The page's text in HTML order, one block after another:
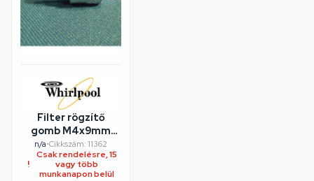
Filter rögzítő
gomb M4x9mm
INDESIT
páraelszívó
n/a•Cikkszám: 11362
Csak rendelésre, 15
vagy több
munkanapon belül